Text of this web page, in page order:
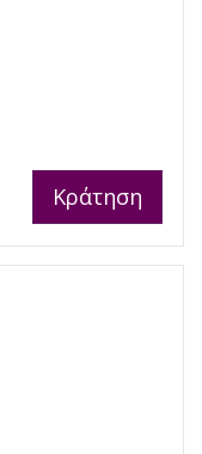
Κράτηση